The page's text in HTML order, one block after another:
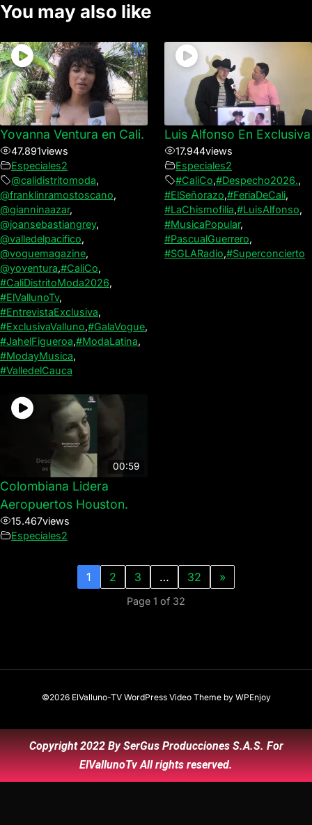
You may also like
Yovanna Ventura en Cali.
47.891views
Especiales2
@calidistritomoda,
@franklinramostoscano,
@gianninaazar,
@joansebastiangrey,
@valledelpacifico,
@voguemagazine,
@yoventura,#CaliCo,
#CaliDistritoModa2026,
#ElVallunoTv,
#EntrevistaExclusiva,
#ExclusivaValluno,#GalaVogue,
#JahelFigueroa,#ModaLatina,
#ModayMusica,
#ValledelCauca
Luis Alfonso En Exclusiva
17.944views
Especiales2
#CaliCo,#Despecho2026.,
#ElSeñorazo,#FeriaDeCali,
#LaChismofilia,#LuisAlfonso,
#MusicaPopular,
#PascualGuerrero,
#SGLARadio,#Superconcierto
00:59
Colombiana Lidera
Aeropuertos Houston.
15.467views
Especiales2
1 2 3 … 32 »
Page 1 of 32
©2026 ElValluno-TV WordPress Video Themeby WPEnjoy
Copyright 2022 By SerGus Producciones S.A.S. For
ElVallunoTv All rights reserved.